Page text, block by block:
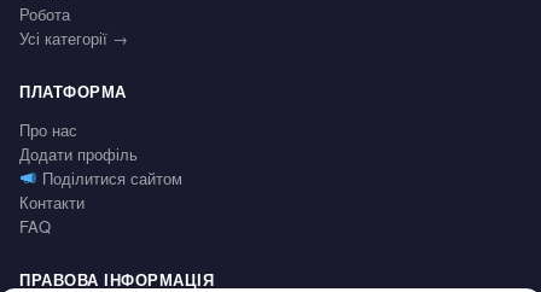
Робота
Усі категорії →
ПЛАТФОРМА
Про нас
Додати профіль
Поділитися сайтом
Контакти
FAQ
ПРАВОВА ІНФОРМАЦІЯ